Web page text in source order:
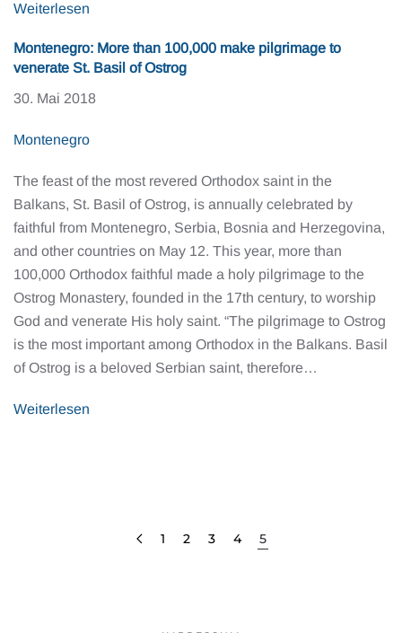
Weiterlesen
Montenegro: More than 100,000 make pilgrimage to
venerate St. Basil of Ostrog
30. Mai 2018
Montenegro
The feast of the most revered Orthodox saint in the
Balkans, St. Basil of Ostrog, is annually celebrated by
faithful from Montenegro, Serbia, Bosnia and Herzegovina,
and other countries on May 12. This year, more than
100,000 Orthodox faithful made a holy pilgrimage to the
Ostrog Monastery, founded in the 17th century, to worship
God and venerate His holy saint. “The pilgrimage to Ostrog
is the most important among Orthodox in the Balkans. Basil
of Ostrog is a beloved Serbian saint, therefore…
Weiterlesen
1 2 3 4 5